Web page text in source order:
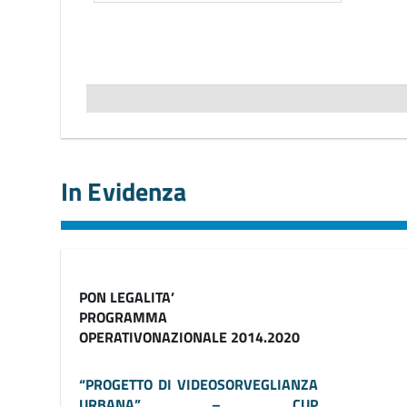
In Evidenza
PON LEGALITA’
PROGRAMMA
OPERATIVONAZIONALE 2014.2020
“PROGETTO DI VIDEOSORVEGLIANZA